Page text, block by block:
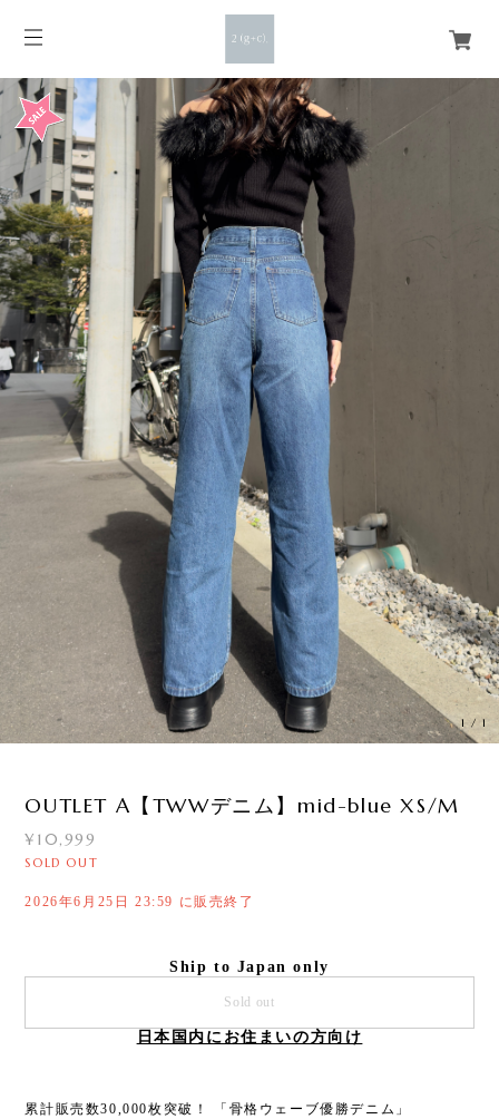
1 /1
OUTLET A【TWWデニム】mid-blue XS/M
¥10,999
SOLD OUT
2026年6月25日 23:59 に販売終了
Ship to Japan only
Sold out
日本国内にお住まいの方向け
累計販売数30,000枚突破！ 「骨格ウェーブ優勝デニム」